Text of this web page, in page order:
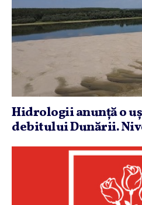
Hidrologii anunţă o
debitului Dunării.